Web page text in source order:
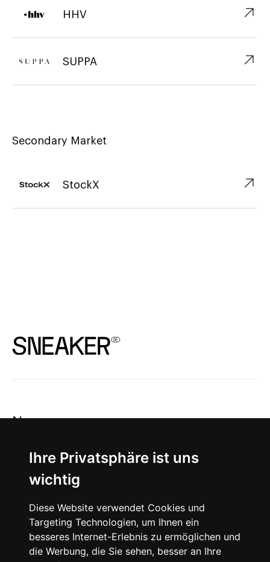
Ihre Privatsphäre ist uns
wichtig
Diese Website verwendet Cookies und
Targeting Technologien, um Ihnen ein
besseres Internet-Erlebnis zu ermöglichen und
die Werbung, die Sie sehen, besser an Ihre
HHV ↗︎
SUPPA ↗︎
Secondary Market
StockX ↗︎
News
About
Instagram
Facebook